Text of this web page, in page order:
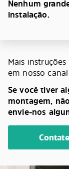
Nenhum
instalação.
Mais
em nosso
Se você tiver
montagem,
envie-nos